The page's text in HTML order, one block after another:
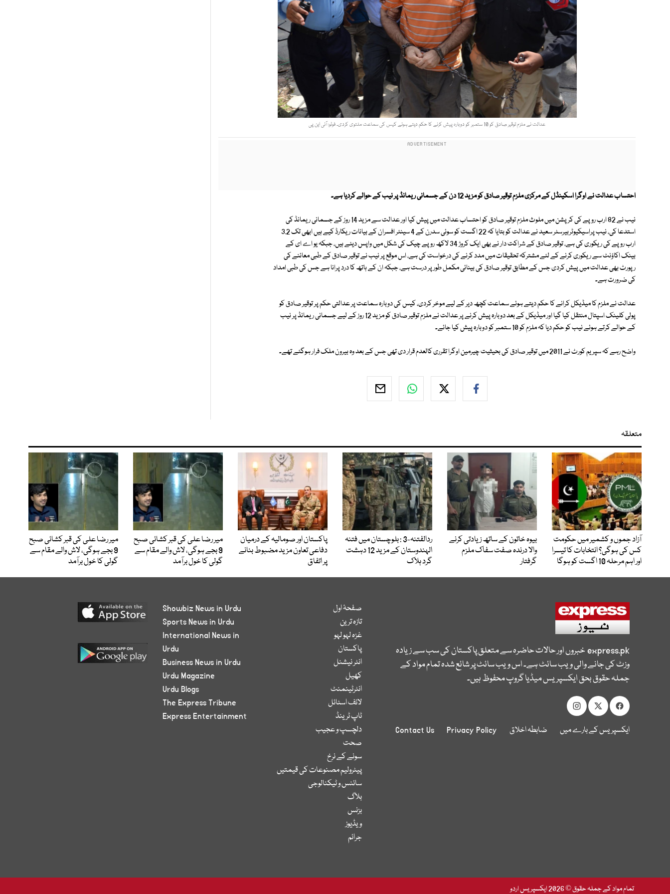
عدالت نے ملزم توقیر صادق کو 10 ستمبر کو دوبارہ پیش کرنے کا حکم دیتے ہوئے کیس کی سماعت ملتوی کردی۔ فوٹو: آئی این پی
احتساب عدالت نے اوگرا اسکینڈل کے مرکزی ملزم توقیر صادق کو مزید 12 دن کے جسمانی ریمانڈ پر نیب کے حوالے کردیا ہے۔
نیب نے 82 ارب روپے کی کرپشن میں ملوث ملزم توقیر صادق کو احتساب عدالت میں پیش کیا اور عدالت سے مزید 14 روز کے جسمانی ریمانڈ کی
استدعا کی، نیب پراسیکیوٹربیرسٹر سعید نے عدالت کو بتایا کہ 22 اگست کو سوئی سدرن کے 4 سینئر افسران کے بیانات ریکارڈ کیے ہیں ابھی تک 3.2
ارب روپے کی ریکوری کی ہے، توقیر صادق کے شراکت دار نے بھی ایک کروڑ 34 لاکھ روپے چیک کی شکل میں واپس دیئے ہیں، جبکہ یو اے ای کے
بینک اکاؤنٹ سے ریکوری کرنے کے لئے مشترکہ تحقیقات میں مدد کرنے کی درخواست کی ہے، اس موقع پر نیب نے توقیر صادق کے طبی معائنے کی
رپورٹ بھی عدالت میں پیش کردی جس کے مطابق توقیر صادق کی بینائی مکمل طور پر درست ہے، جبکہ ان کے ہاتھ کا درد پرانا ہے جس کی طبی امداد
کی ضرورت ہے۔
عدالت نے ملزم کا میڈیکل کرانے کا حکم دیتے ہوئے سماعت کچھ دیر کے لیے موخر کردی، کیس کی دوبارہ سماعت پر عدالتی حکم پر توقیر صادق کو
پولی کلینک اسپتال منتقل کیا گیا اور میڈیکل کے بعد دوبارہ پیش کرنے پر عدالت نے ملزم توقیر صادق کو مزید 12 روز کے لیے جسمانی ریمانڈ پر نیب
کے حوالے کرتے ہوئے نیب کو حکم دیا کہ ملزم کو 10 ستمبر کو دوبارہ پیش کیا جائے۔
واضح رہے کہ سپریم کورٹ نے 2011 میں توقیر صادق کی بحیثیت چیرمین اوگرا تقرری کالعدم قرار دی تھی جس کے بعد وہ بیرون ملک فرار ہوگئے تھے۔
متعلقہ
آزاد جموں و کشمیر میں حکومت
کس کی ہوگی؟ انتخابات کا تیسرا
اور اہم مرحلہ 10 اگست کو ہوگا
بیوہ خاتون کے ساتھ زیادتی کرنے
والا درندہ صفت سفاک ملزم
گرفتار
ردالفتنہ-3 : بلوچستان میں فتنہ
الہندوستان کے مزید 12 دہشت
گرد ہلاک
پاکستان اور صومالیہ کے درمیان
دفاعی تعاون مزید مضبوط بنانے
پر اتفاق
میر رضا علی کی قبر کشائی صبح
9 بجے ہوگی، لاش والے مقام سے
گولی کا خول برآمد
میر رضا علی کی قبر کشائی صبح
9 بجے ہوگی، لاش والے مقام سے
گولی کا خول برآمد
express.pkخبروں اور حالات حاضرہ سے متعلق پاکستان کی سب سے زیادہ
وزٹ کی جانے والی ویب سائٹ ہے۔ اس ویب سائٹ پر شائع شدہ تمام مواد کے
جملہ حقوق بحق ایکسپریس میڈیا گروپ محفوظ ہیں۔
ایکسپریس کے بارے میں ضابطہ اخلاق Privacy Policy
Contact Us
صفحۂ اول
تازہ ترین
غزہ لہو لہو
پاکستان
انٹر نیشنل
کھیل
انٹرٹینمنٹ
لائف اسٹائل
ٹاپ ٹرینڈ
دلچسپ و عجیب
صحت
سونے کے نرخ
پیٹرولیم مصنوعات کی قیمتیں
سائنس و ٹیکنالوجی
بلاگ
بزنس
ویڈیوز
جرائم
Showbiz News in Urdu
Sports News in Urdu
International News in
Urdu
Business News in Urdu
Urdu Magazine
Urdu Blogs
The Express Tribune
Express Entertainment
تمام مواد کے جملہ حقوق © 2026 ایکسپریس اردو